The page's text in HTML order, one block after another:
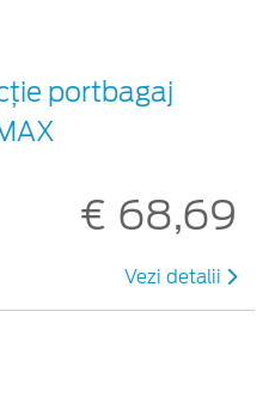
portbagaj
€ 68,69
Vezi detalii